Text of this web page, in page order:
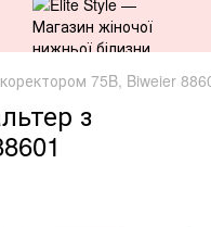
75B, Biweier
з